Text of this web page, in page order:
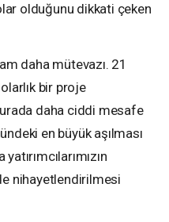
olduğunu dikkati çeken
daha mütevazı. 21
bir proje
daha ciddi mesafe
en büyük aşılması
nihayetlendirilmesi